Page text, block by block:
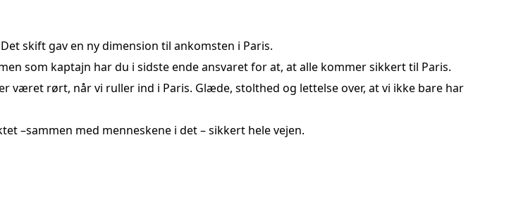
skift gav en ny dimension til ankomsten i Paris.
som kaptajn har du i sidste ende ansvaret for at, at alle kommer sikkert til Paris.
været rørt, når vi ruller ind i Paris. Glæde, stolthed og lettelse over, at vi ikke bare har
–sammen med menneskene i det – sikkert hele vejen.